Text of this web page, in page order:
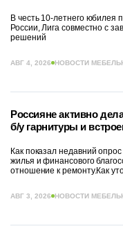
В честь 10-летнего юбилея
России, Лига совместно с
решений
АВГ 4, 2026 НОВОСТИ
Россияне активно
б/у гарнитуры и
Как показал недавний
жилья и финансового
отношение к ремонту.Как
АВГ 3, 2026 НОВОСТИ